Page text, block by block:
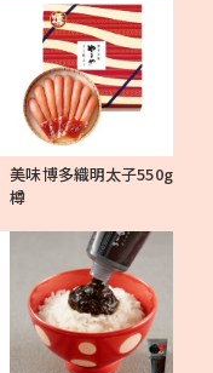
美味博多織明太子550g
樽